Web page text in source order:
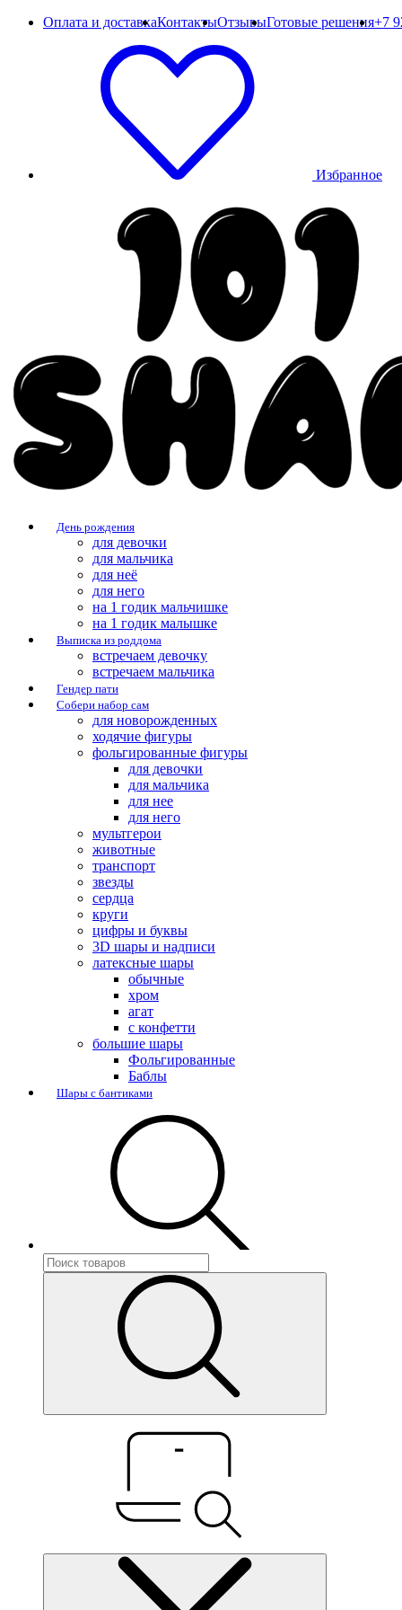
Оплата и доставкаКонтактыОтзывыГотовые решения+7
Избранное
День рождения
для девочки
для мальчика
для неё
для него
на 1 годик мальчишке
на 1 годик малышке
Выписка из роддома
встречаем девочку
встречаем мальчика
Гендер пати
Собери набор сам
для новорожденных
ходячие фигуры
фольгированные фигуры
для девочки
для мальчика
для нее
для него
мультгерои
животные
транспорт
звезды
сердца
круги
цифры и буквы
3D шары и надписи
латексные шары
обычные
хром
агат
с конфетти
большие шары
Фольгированные
Баблы
Шары с бантиками